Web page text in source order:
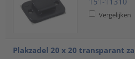
Vergelijken
Plakzadel 20 x 20 transparant